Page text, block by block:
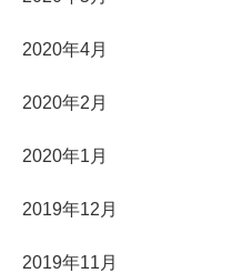
2020年4月
2020年2月
2020年1月
2019年12月
2019年11月